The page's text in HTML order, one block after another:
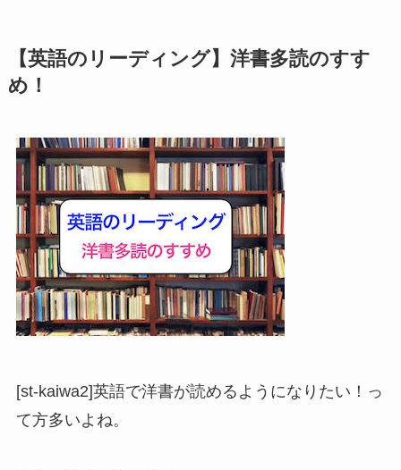
【英語のリーディング】洋書多読のすす
め！
[st-kaiwa2]英語で洋書が読めるようになりたい！っ
て方多いよね。